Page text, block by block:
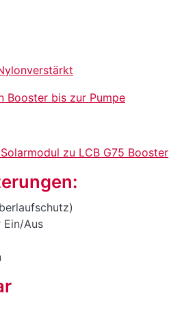
Booster bis zur Pumpe
zu LCB G75 Booster
Aus